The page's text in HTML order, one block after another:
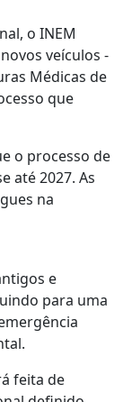
o INEM
veículos -
Médicas de
que
o processo de
até 2027. As
na
e
para uma
feita de